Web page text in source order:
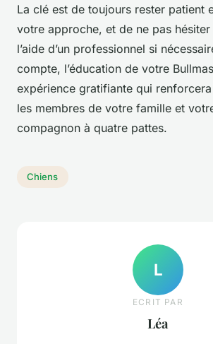
La clé est de toujours rester patient
votre approche, et de ne pas
l’aide d’un professionnel si
compte, l’éducation de votre
expérience gratifiante qui
les membres de votre famille et
compagnon à quatre pattes.
Chiens
L
ECRIT PAR
Léa